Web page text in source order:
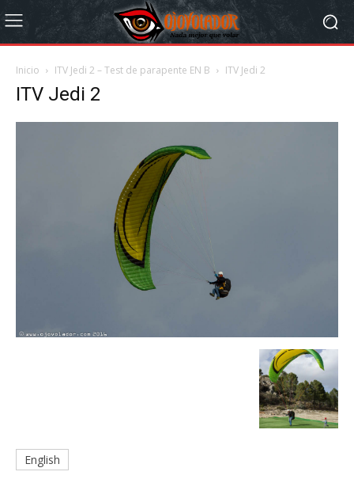
Inicio ITV Jedi 2 – Test de parapente EN B ITV Jedi 2
ITV Jedi 2
English